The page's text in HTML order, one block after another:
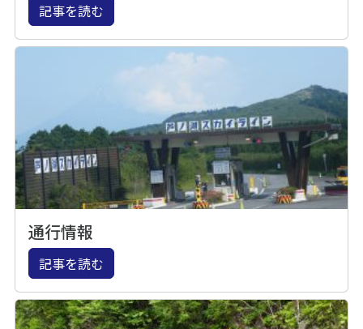
記事を読む
通行情報
記事を読む